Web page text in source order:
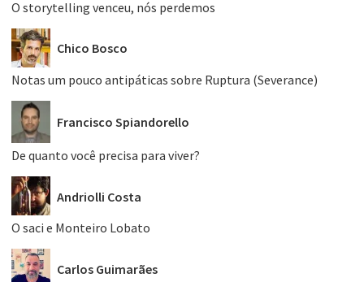
O storytelling venceu, nós perdemos
Chico Bosco
Notas um pouco antipáticas sobre Ruptura (Severance)
Francisco Spiandorello
De quanto você precisa para viver?
Andriolli Costa
O saci e Monteiro Lobato
Carlos Guimarães